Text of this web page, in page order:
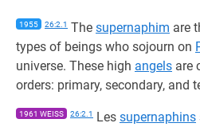
1955 26:2.1 The supernaphim are
types of beings who sojourn on
universe. These high angels are
orders: primary, secondary, and
1961 WEISS 26:2.1 Les supernaphins